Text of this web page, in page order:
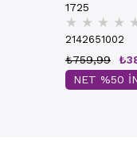
1725
★ ★ ★ ★
2142651002
₺759,99
NET %50